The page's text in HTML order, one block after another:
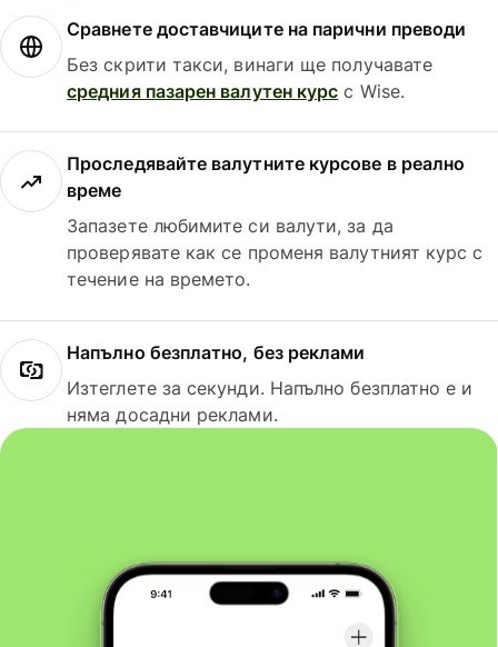
Сравнете доставчиците на парични преводи
Без скрити такси, винаги ще получавате
средния пазарен валутен курс с Wise.
Проследявайте валутните курсове в реално
време
Запазете любимите си валути, за да
проверявате как се променя валутният курс с
течение на времето.
Напълно безплатно, без реклами
Изтеглете за секунди. Напълно безплатно е и
няма досадни реклами.